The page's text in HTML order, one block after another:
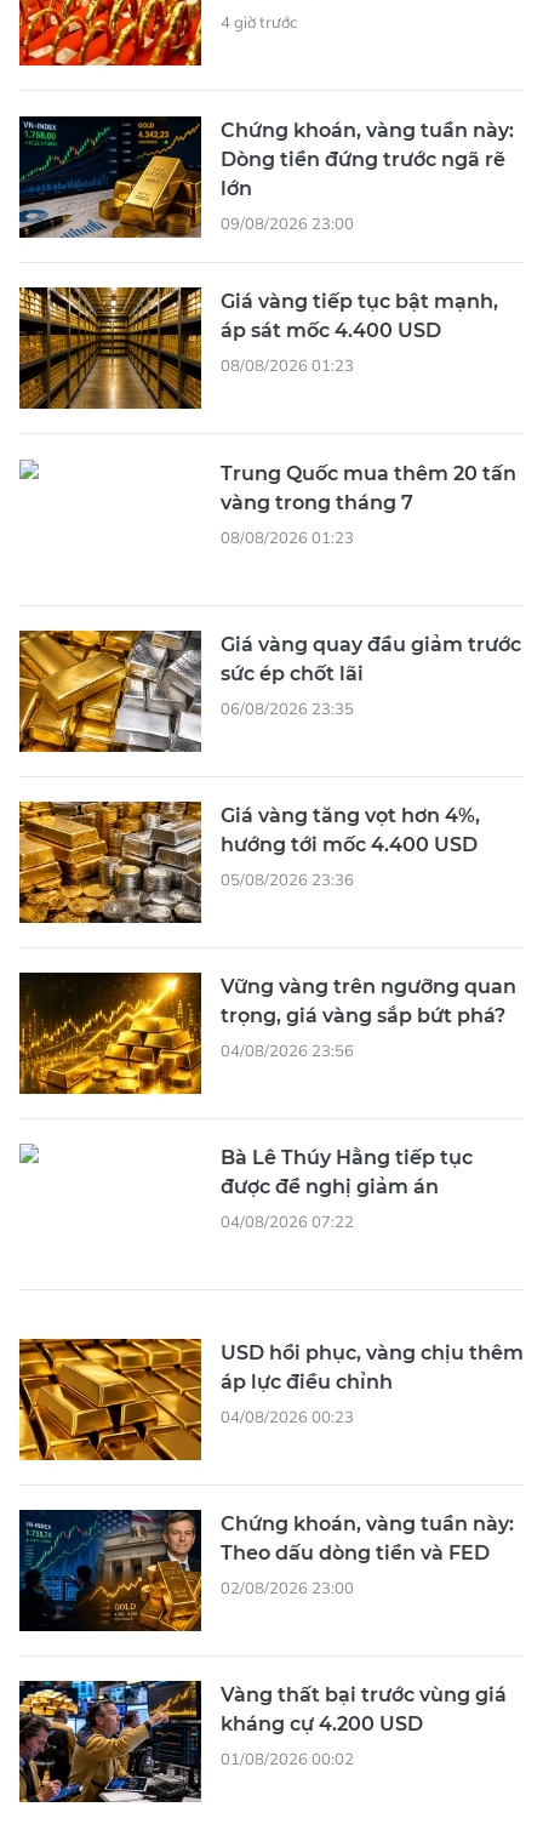
4 giờ trước
Chứng khoán, vàng tuần này:
Dòng tiền đứng trước ngã rẽ
lớn
09/08/2026 23:00
Giá vàng tiếp tục bật mạnh,
áp sát mốc 4.400 USD
08/08/2026 01:23
Trung Quốc mua thêm 20 tấn
vàng trong tháng 7
08/08/2026 01:23
Giá vàng quay đầu giảm trước
sức ép chốt lãi
06/08/2026 23:35
Giá vàng tăng vọt hơn 4%,
hướng tới mốc 4.400 USD
05/08/2026 23:36
Vững vàng trên ngưỡng quan
trọng, giá vàng sắp bứt phá?
04/08/2026 23:56
Bà Lê Thúy Hằng tiếp tục
được đề nghị giảm án
04/08/2026 07:22
USD hồi phục, vàng chịu thêm
áp lực điều chỉnh
04/08/2026 00:23
Chứng khoán, vàng tuần này:
Theo dấu dòng tiền và FED
02/08/2026 23:00
Vàng thất bại trước vùng giá
kháng cự 4.200 USD
01/08/2026 00:02